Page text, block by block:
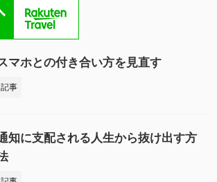
マホとの付き合い方を見直す
記事
知に支配される人生から抜け出す方